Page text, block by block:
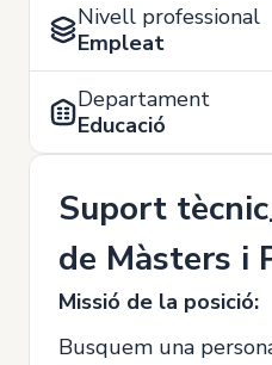
Nivell professional
Empleat
Departament
Educació
Suport
de Màsters i
Missió de la posició:
Busquem una